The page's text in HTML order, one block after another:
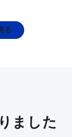
る
ました